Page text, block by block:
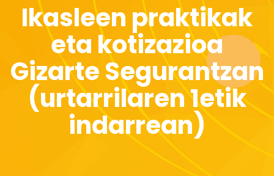
Ikasleen praktikak
eta kotizazioa
Gizarte Segurantzan
(urtarrilaren 1etik
indarrean)